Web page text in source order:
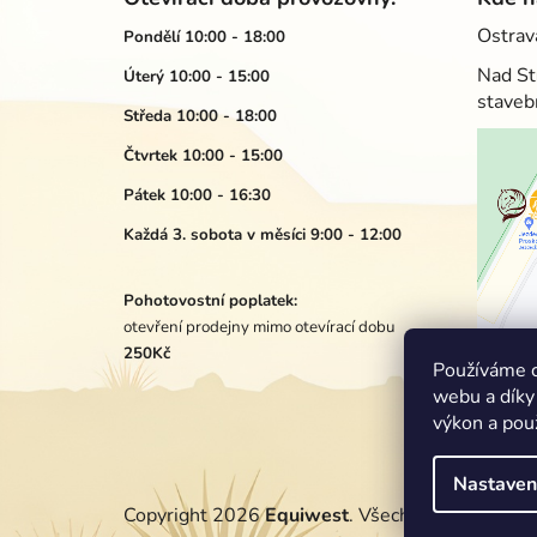
Používáme
webu a
výkon a
Pondělí 10:00 - 18:00
Úterý 10:00 - 15:00
Středa 10:00 - 18:00
Čtvrtek 10:00 - 15:00
Pátek 10:00 - 16:30
Každá 3. sobota v měsíci 9:00 - 12:00
Pohotovostní poplatek:
otevření prodejny mimo otevírací dobu
250Kč
Nad
Copyright 2026Equiwest. Všechna práva